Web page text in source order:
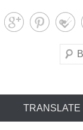
Buscar
TRANSLATE